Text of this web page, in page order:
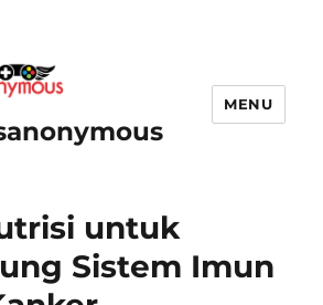
MENU
untuk
Sistem Imun